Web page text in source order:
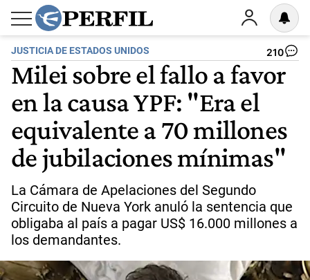
JUSTICIA DE ESTADOS UNIDOS 210
Milei sobre el fallo a favor
en la causa YPF: "Era el
equivalente a 70 millones
de jubilaciones mínimas"
La Cámara de Apelaciones del Segundo
Circuito de Nueva York anuló la sentencia que
obligaba al país a pagar US$ 16.000 millones a
los demandantes.